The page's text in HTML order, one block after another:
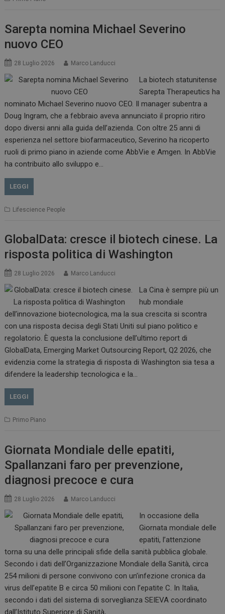
Sarepta nomina Michael Severino
nuovo CEO
28 Luglio 2026 Marco Landucci
La biotech statunitense
Sarepta Therapeutics ha
nominato Michael Severino nuovo CEO. Il manager subentra a
Doug Ingram, che a febbraio aveva annunciato il proprio ritiro
dopo diversi anni alla guida dell’azienda. Con oltre 25 anni di
esperienza nel settore biofarmaceutico, Severino ha ricoperto
ruoli di primo piano in aziende come AbbVie e Amgen. In AbbVie
ha contribuito allo sviluppo e…
LEGGI
Lifescience People
GlobalData: cresce il biotech cinese. La
risposta politica di Washington
28 Luglio 2026 Marco Landucci
La Cina è sempre più un
hub mondiale
dell’innovazione biotecnologica, ma la sua crescita si scontra
con una risposta decisa degli Stati Uniti sul piano politico e
regolatorio. È questa la conclusione dell’ultimo report di
GlobalData, Emerging Market Outsourcing Report, Q2 2026, che
evidenzia come la strategia di risposta di Washington sia tesa a
difendere la leadership tecnologica e la…
LEGGI
Primo Piano
Giornata Mondiale delle epatiti,
Spallanzani faro per prevenzione,
diagnosi precoce e cura
28 Luglio 2026 Marco Landucci
In occasione della
Giornata mondiale delle
epatiti, l’attenzione
torna su una delle principali sfide della sanità pubblica globale.
Secondo i dati dell’Organizzazione Mondiale della Sanità, circa
254 milioni di persone convivono con un’infezione cronica da
virus dell’epatite B e circa 50 milioni con l’epatite C. In Italia,
secondo i dati del sistema di sorveglianza SEIEVA coordinato
dall’Istituto Superiore di Sanità,…